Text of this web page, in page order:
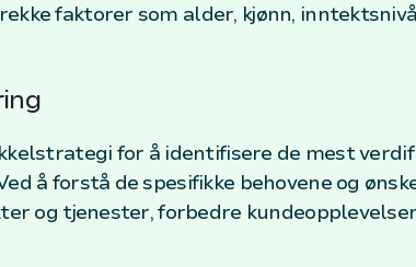
faktorer som alder, kjønn,
for å identifisere de mest
å forstå de spesifikke behovene og
og tjenester, forbedre